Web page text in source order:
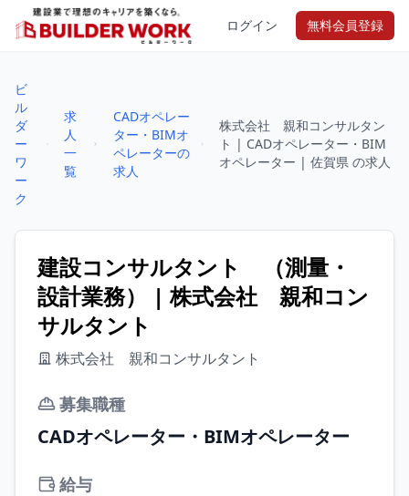
ログイン 無料会員登録
ビ
ル
ダ
ー
ワ
ー
ク
求
人
一
覧
CADオペレー
ター・BIMオ
ペレーターの
求人
株式会社 親和コンサルタン
ト | CADオペレーター・BIM
オペレーター | 佐賀県 の求人
建設コンサルタント （測量・
設計業務） | 株式会社 親和コン
サルタント
株式会社 親和コンサルタント
募集職種
CADオペレーター・BIMオペレーター
給与